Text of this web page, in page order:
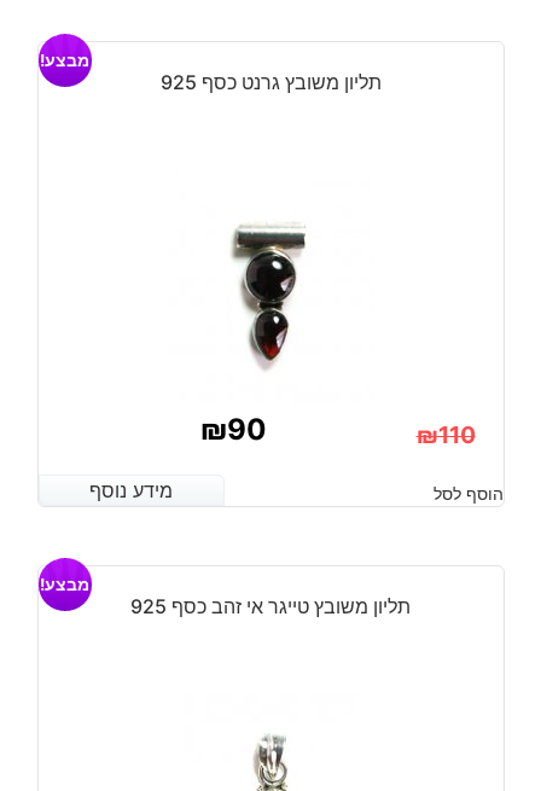
תליון משובץ גרנט כסף 925
מבצע!
₪110
המקורי
היה:
₪110.
₪90
הנוכחי
הוא:
מידע נוסף הוסף לסל מידע נוסף
תליון משובץ טייגר אי זהב כסף 925
מבצע!